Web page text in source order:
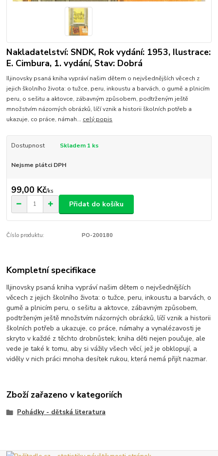
Nakladatelství: SNDK, Rok vydání: 1953, Ilustrace:
E. Cimbura, 1. vydání, Stav: Dobrá
Iljinovsky psaná kniha vypráví našim dětem o nejvšednějších věcech z
jejich školního života: o tužce, peru, inkoustu a barvách, o gumě a plnicím
peru, o sešitu a aktovce, zábavným způsobem, podtrženým ještě
množstvím názorných obrázků, líčí vznik a historii školních potřeb a
ukazuje, co práce, námah... celý popis
Dostupnost Skladem 1 ks
Nejsme plátci DPH
99,00 Kč/ks
Přidat do košíku
Číslo produktu: PO-200180
Kompletní specifikace
Iljinovsky psaná kniha vypráví našim dětem o nejvšednějších
věcech z jejich školního života: o tužce, peru, inkoustu a barvách, o
gumě a plnicím peru, o sešitu a aktovce, zábavným způsobem,
podtrženým ještě množstvím názorných obrázků, líčí vznik a historii
školních potřeb a ukazuje, co práce, námahy a vynalézavosti je
skryto v každé z těchto drobnůstek; kniha děti nejen poučuje, ale
vede je také k tomu, aby si vážily všech věcí, jež je obklopují, a
viděly v nich práci mnoha desítek rukou, která nemá přijít nazmar.
Zboží zařazeno v kategoriích
Pohádky - dětská literatura